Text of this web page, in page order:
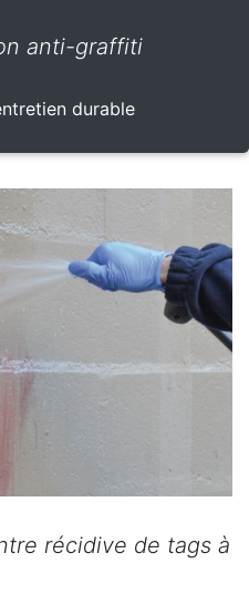
anti-graffiti
durable
récidive de tags à